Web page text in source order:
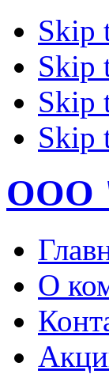
Skip
Skip
Skip
Skip
ООО
О